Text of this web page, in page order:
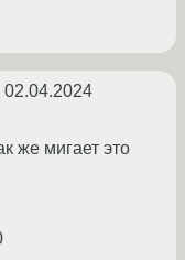
02.04.2024
же мигает это